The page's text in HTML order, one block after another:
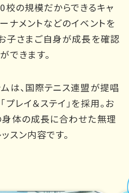
校の規模だからできるキャ
ナメントなどのイベントを
子さまご自身が成長を確認
できます。
は、国際テニス連盟が提唱
プレイ＆ステイ」を採用。お
体の成長に合わせた無理
スン内容です。